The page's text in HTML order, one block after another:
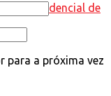
para a próxima vez